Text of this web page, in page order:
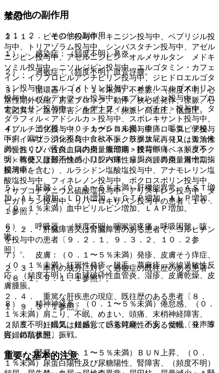
禁忌
２．１． ピモジド投与中、キニジン投与中、ベプリジル投
与中、トリアゾラム投与中、シンバスタチン投与中、アゼル
ニジピン投与中、アゼルニジピン・オルメサルタン メドキ
ソミル投与中、ニソルジピン投与中、エルゴタミン・カフェ
イン・イソプロピルアンチピリン投与中、ジヒドロエルゴタ
ミン投与中、エルゴメトリン投与中、メチルエルゴメトリン
投与中、バルデナフィル投与中、エプレレノン投与中、ブロ
ナンセリン投与中、シルデナフィル＜レバチオ＞投与中、タ
ダラフィル＜アドシルカ＞投与中、スボレキサント投与中、
イブルチニブ投与中、チカグレロル投与中、ロミタピド投与
中、イバブラジン投与中、ベネトクラクス＜再発又は難治性
の慢性リンパ性白血病の用量漸増期＞投与中（ベネトクラク
ス＜再発又は難治性の小リンパ球性リンパ腫の用量漸増期＞
投与中を含む）、ルラシドン塩酸塩投与中、アナモレリン塩
酸塩投与中、フィネレノン投与中、ボクロスポリン投与中、
イサブコナゾニウム硫酸塩投与中、アリスキレン投与中、ダ
ビガトラン投与中、リバーロキサバン投与中の患者〔１０．
１参照〕。
２．２． 肝臓障害又は腎臓障害のある患者で、コルヒチン
を投与中の患者〔９．２．１、９．３．２、１０．２参
照〕。
２．３． 本剤の成分に対して過敏症の既往歴のある患者
〔８．１、９．１．１参照〕。
２．４． 重篤な肝疾患の現症、既往歴のある患者〔８．
１、９．３．１参照〕。
２．５． 妊婦又は妊娠している可能性のある女性〔９．５
妊婦の項参照〕。
重要な基本的注意
その他の副作用
１１．２． その他の副作用
１）． 感染症：（頻度不明）鼻炎。
２）． 過敏症：（頻度不明）血管浮腫。
３）． 循環器：（０．１％未満）不整脈、（頻度不明）心
室性期外収縮、房室ブロック、動悸、狭心症発作、徐脈、心
電図異常、血管障害、血圧上昇、頻脈、高血圧、低血圧。
４）． 消化器：（０．１〜５％未満）腹痛、嘔気、便秘、
下痢、嘔吐、消化不良、食欲不振、鼓腸放屁、（０．１％未
満）おくび、舌炎、口内炎、腹部痛・腰背部痛、（頻度不
明）軟便、腹部不快感、口腔内痛、歯周炎、胃炎、胃十二指
腸潰瘍。
５）． 肝臓：（０．１〜５％未満）肝機能異常、ＡＳＴ増
加、ＡＬＴ増加、ＬＤＨ増加、γ−ＧＴＰ増加、ＡＬＰ増加、
（０．１％未満）血中ビリルビン増加、ＬＡＰ増加。
６）． 呼吸器：（頻度不明）咽喉頭疼痛、呼吸困難、咳
嗽。
７）． 皮膚：（０．１〜５％未満）発疹、皮膚そう痒症、
（０．１％未満）紅斑性発疹、脱毛、蕁麻疹、光線過敏性反
応、（頻度不明）白血球破砕性血管炎、湿疹、皮膚乾燥、皮
膚腫脹。
８）． 精神神経系：（０．１〜５％未満）倦怠感、（０．
１％未満）肩こり、不眠、めまい、頭痛、末梢神経障害、
（頻度不明）眠気、錯感覚、感覚鈍麻、不安、傾眠、発声障
害、錯乱状態、振戦。
９）． 腎臓：（０．１〜５％未満）ＢＵＮ上昇、（０．
１％未満）尿蛋白陽性及び尿糖陽性、腎障害、（頻度不明）